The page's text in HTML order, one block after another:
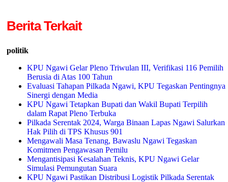
Berita Terkait
politik
KPU Ngawi Gelar Pleno Triwulan III, Verifikasi 116 Pemilih
Berusia di Atas 100 Tahun
Evaluasi Tahapan Pilkada Ngawi, KPU Tegaskan Pentingnya
Sinergi dengan Media
KPU Ngawi Tetapkan Bupati dan Wakil Bupati Terpilih
dalam Rapat Pleno Terbuka
Pilkada Serentak 2024, Warga Binaan Lapas Ngawi Salurkan
Hak Pilih di TPS Khusus 901
Mengawali Masa Tenang, Bawaslu Ngawi Tegaskan
Komitmen Pengawasan Pemilu
Mengantisipasi Kesalahan Teknis, KPU Ngawi Gelar
Simulasi Pemungutan Suara
KPU Ngawi Pastikan Distribusi Logistik Pilkada Serentak